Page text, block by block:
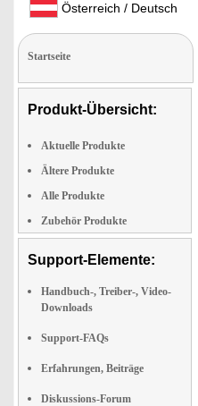
Österreich / Deutsch
Startseite
Produkt-Übersicht:
Aktuelle Produkte
Ältere Produkte
Alle Produkte
Zubehör Produkte
Support-Elemente:
Handbuch-, Treiber-, Video-
Downloads
Support-FAQs
Erfahrungen, Beiträge
Diskussions-Forum